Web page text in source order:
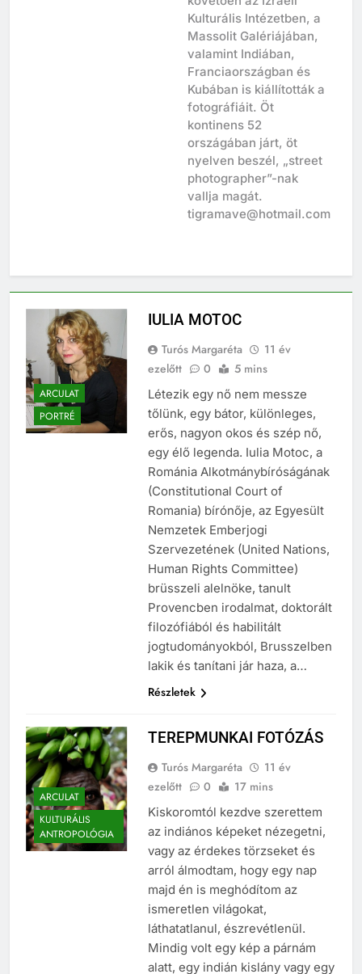
követően az Izraeli
Kulturális Intézetben, a
Massolit Galériájában,
valamint Indiában,
Franciaországban és
Kubában is kiállították a
fotográfiáit. Öt
kontinens 52
országában járt, öt
nyelven beszél, „street
photographer”-nak
vallja magát.
ARCULAT
PORTRÉ
Turós Margaréta
11 év
Létezik egy nő nem messze
tőlünk, egy bátor, különleges,
erős, nagyon okos és szép nő,
egy élő legenda. Iulia Motoc, a
Románia Alkotmánybíróságának
(Constitutional Court of
Romania) bírónője, az Egyesült
Nemzetek Emberjogi
Szervezetének (United Nations,
Human Rights Committee)
brüsszeli alelnöke, tanult
Provencben irodalmat, doktorált
filozófiából és habilitált
jogtudományokból, Brusszelben
ARCULAT
KULTURÁLIS
ANTROPOLÓGIA
Turós Margaréta
11 év
Kiskoromtól kezdve szerettem
az indiános képeket nézegetni,
vagy az érdekes törzseket és
arról álmodtam, hogy egy nap
majd én is meghódítom az
ismeretlen világokat,
láthatatlanul, észrevétlenül.
Mindig volt egy kép a párnám